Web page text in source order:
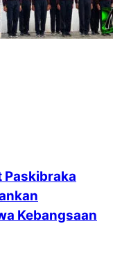
Paskibraka
Kebangsaan